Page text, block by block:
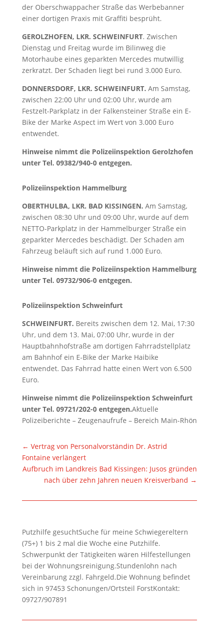
der Oberschwappacher Straße das Werbebanner
einer dortigen Praxis mit Graffiti besprüht.
GEROLZHOFEN, LKR. SCHWEINFURT. Zwischen
Dienstag und Freitag wurde im Bilinweg die
Motorhaube eines geparkten Mercedes mutwillig
zerkratzt. Der Schaden liegt bei rund 3.000 Euro.
DONNERSDORF, LKR. SCHWEINFURT. Am Samstag,
zwischen 22:00 Uhr und 02:00 Uhr, wurde am
Festzelt-Parkplatz in der Falkensteiner Straße ein E-
Bike der Marke Aspect im Wert von 3.000 Euro
entwendet.
Hinweise nimmt die Polizeiinspektion Gerolzhofen
unter Tel. 09382/940-0 entgegen.
Polizeiinspektion Hammelburg
OBERTHULBA, LKR. BAD KISSINGEN. Am Samstag,
zwischen 08:30 Uhr und 09:00 Uhr, wurde auf dem
NETTO-Parkplatz in der Hammelburger Straße ein
geparkter Mercedes beschädigt. Der Schaden am
Fahrzeug beläuft sich auf rund 1.000 Euro.
Hinweise nimmt die Polizeiinspektion Hammelburg
unter Tel. 09732/906-0 entgegen.
Polizeiinspektion Schweinfurt
SCHWEINFURT. Bereits zwischen dem 12. Mai, 17:30
Uhr, und dem 13. Mai, 07:00 Uhr, wurde in der
Hauptbahnhofstraße am dortigen Fahrradstellplatz
am Bahnhof ein E-Bike der Marke Haibike
entwendet. Das Fahrrad hatte einen Wert von 6.500
Euro.
Hinweise nimmt die Polizeiinspektion Schweinfurt
unter Tel. 09721/202-0 entgegen.Aktuelle
Polizeiberichte – Zeugenaufrufe – Bereich Main-Rhön
← Vertrag von Personalvorständin Dr. Astrid
Fontaine verlängert
Aufbruch im Landkreis Bad Kissingen: Jusos gründen
nach über zehn Jahren neuen Kreisverband →
Putzhilfe gesuchtSuche für meine Schwiegereltern
(75+) 1 bis 2 mal die Woche eine Putzhilfe.
Schwerpunkt der Tätigkeiten wären Hilfestellungen
bei der Wohnungsreinigung.Stundenlohn nach
Vereinbarung zzgl. Fahrgeld.Die Wohnung befindet
sich in 97453 Schonungen/Ortsteil ForstKontakt:
09727/907891